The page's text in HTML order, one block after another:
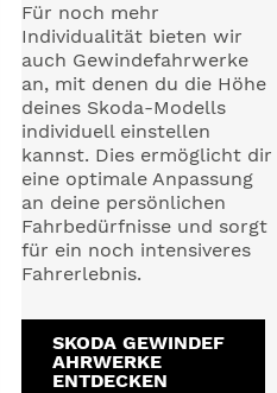
Für noch mehr
Individualität bieten wir
auch Gewindefahrwerke
an, mit denen du die Höhe
deines Skoda-Modells
individuell einstellen
kannst. Dies ermöglicht dir
eine optimale Anpassung
an deine persönlichen
Fahrbedürfnisse und sorgt
für ein noch intensiveres
Fahrerlebnis.
SKODA GEWINDEF
AHRWERKE
ENTDECKEN